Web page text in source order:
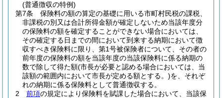
(普通徴収の特例)
第7条
保険料の額の算定の基礎に用いる市町村民税の課税、
非課税の別又は合計所得金額が確定しないため当該年度分
の保険料の額を確定することができない場合においては、
その確定する日までの間において到来する納期において徴
収すべき保険料に限り、第1号被保険者について、その者の
前年度の保険料の額を当該年度の当該保険料に係る納期の
数で除して得た額(市長が必要と認める場合においては、当
該額の範囲内において市長が定める額とする。)を、それぞ
れの納期に係る保険料として普通徴収する。
2
前項の規定により保険料を賦課した場合において、当該保